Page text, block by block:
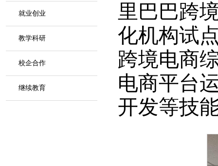
就业创业
教学科研
校企合作
继续教育
里巴巴跨
化机构试
跨境电商
电商平台
开发等技